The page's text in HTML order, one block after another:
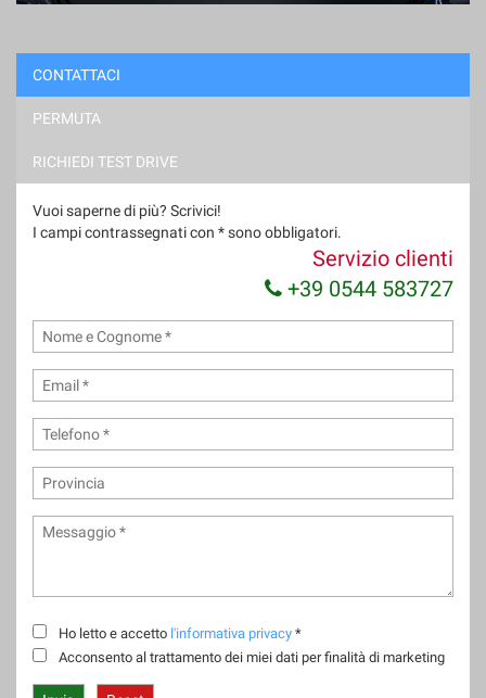
CONTATTACI
PERMUTA
RICHIEDI TEST DRIVE
Vuoi saperne di più? Scrivici!
I campi contrassegnati con * sono obbligatori.
Servizio clienti
+39 0544 583727
Ho letto e accetto l'informativa privacy *
Acconsento al trattamento dei miei dati per finalità di marketing